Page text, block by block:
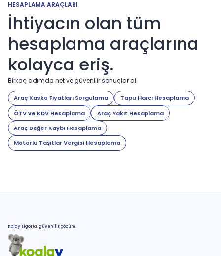
HESAPLAMA ARAÇLARI
İhtiyacın olan tüm
hesaplama araçlarına
kolayca eriş.
Birkaç adımda net ve güvenilir sonuçlar al.
Araç Kasko Fiyatları Sorgulama
Tapu Harcı Hesaplama
ÖTV ve KDV Hesaplama
Araç Yakıt Hesaplama
Araç Değer Kaybı Hesaplama
Motorlu Taşıtlar Vergisi Hesaplama
Kolay sigorta, güvenilir çözüm.